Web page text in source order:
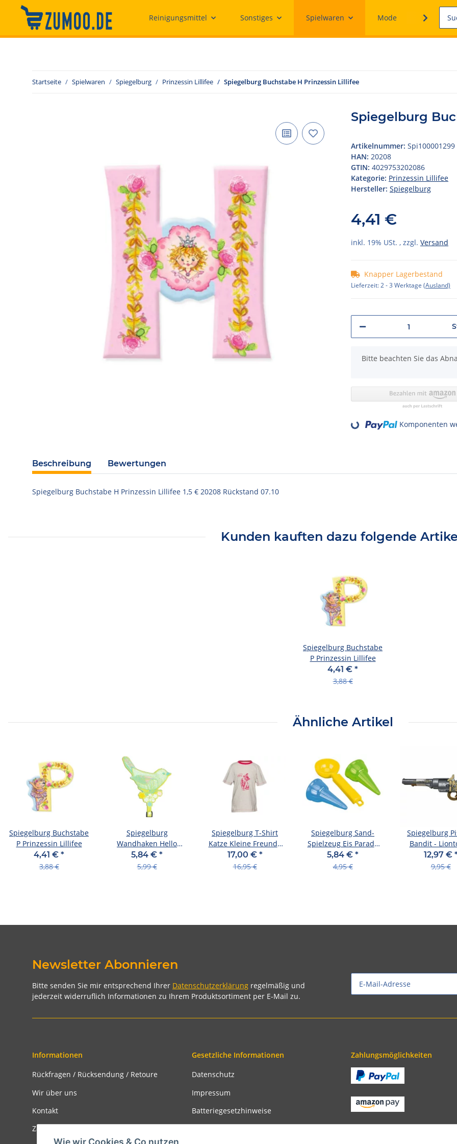
Reinigungsmittel Sonstiges Spielwaren Mode Ersatzteile
Startseite Spielwaren Spiegelburg Prinzessin Lillifee Spiegelburg Buchstabe H Prinzessin Lillifee
Spiegelburg
Artikelnummer: Spi100001299
HAN: 20208
GTIN: 4029753202086
Kategorie: Prinzessin Lillifee
Hersteller: Spiegelburg
4,41 €
inkl. 19% USt. , zzgl. Versand
Knapper Lagerbestand
Lieferzeit:2 - 3 Werktage (Ausland)
x
Bitte beachten Sie das
Loading... Komponenten
Beschreibung Bewertungen
Spiegelburg Buchstabe H Prinzessin Lillifee 1,5 € 20208 Rückstand 07.10
Kunden kauften dazu folgende
Spiegelburg Buchstabe
P Prinzessin Lillifee
4,41 € *
3,88 €
Ähnliche Artikel
Spiegelburg Buchstabe
P Prinzessin Lillifee
4,41 € *
3,88 €
Spiegelburg
Wandhaken Hello
Spring! 495 40241
Rückstand Ende Januar
5,84 € *
5,99 €
Spiegelburg T-Shirt
Katze Kleine Freunde
(Gr. 104/116)
17,00 € *
16,95 €
Spiegelburg Sand-
Spielzeug Eis Parade
Die Lieben Sieben
5,84 € *
4,95 €
Spiegelburg
Bandit -
12,97 €
9,95 €
Newsletter Abonnieren
Bitte senden Sie mir entsprechend Ihrer Datenschutzerklärung regelmäßig und
jederzeit widerruflich Informationen zu Ihrem Produktsortiment per E-Mail zu.
Informationen
Rückfragen / Rücksendung / Retoure
Wir über uns
Kontakt
Zahlungsmöglichkeiten
Gesetzliche Informationen
Datenschutz
Impressum
Batteriegesetzhinweise
Zahlungsmöglichkeiten